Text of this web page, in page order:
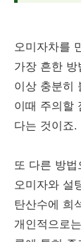
오미자차를
가장 흔한 방
이상 충분히
이때 주의할
다는 것이죠.
또 다른 방법
오미자와 설
탄산수에 희
개인적으로